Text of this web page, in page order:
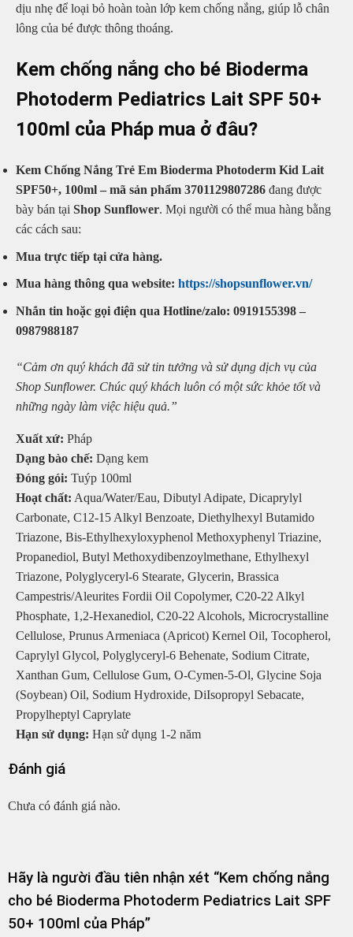
dịu nhẹ để loại bỏ hoàn toàn lớp kem chống nắng, giúp lỗ chân
lông của bé được thông thoáng.
Kem chống nắng cho bé Bioderma
Photoderm Pediatrics Lait SPF 50+
100ml của Pháp mua ở đâu?
Kem Chống Nắng Trẻ Em Bioderma Photoderm Kid Lait
SPF50+, 100ml – mã sản phẩm 3701129807286 đang được
bày bán tại Shop Sunflower. Mọi người có thể mua hàng bằng
các cách sau:
Mua trực tiếp tại cửa hàng.
Mua hàng thông qua website: https://shopsunflower.vn/
Nhắn tin hoặc gọi điện qua Hotline/zalo: 0919155398 –
0987988187
“Cảm ơn quý khách đã sử tin tưởng và sử dụng dịch vụ của
Shop Sunflower. Chúc quý khách luôn có một sức khỏe tốt và
những ngày làm việc hiệu quả.”
Xuất xứ: Pháp
Dạng bào chế: Dạng kem
Đóng gói: Tuýp 100ml
Hoạt chất: Aqua/Water/Eau, Dibutyl Adipate, Dicaprylyl
Carbonate, C12-15 Alkyl Benzoate, Diethylhexyl Butamido
Triazone, Bis-Ethylhexyloxyphenol Methoxyphenyl Triazine,
Propanediol, Butyl Methoxydibenzoylmethane, Ethylhexyl
Triazone, Polyglyceryl-6 Stearate, Glycerin, Brassica
Campestris/Aleurites Fordii Oil Copolymer, C20-22 Alkyl
Phosphate, 1,2-Hexanediol, C20-22 Alcohols, Microcrystalline
Cellulose, Prunus Armeniaca (Apricot) Kernel Oil, Tocopherol,
Caprylyl Glycol, Polyglyceryl-6 Behenate, Sodium Citrate,
Xanthan Gum, Cellulose Gum, O-Cymen-5-Ol, Glycine Soja
(Soybean) Oil, Sodium Hydroxide, DiIsopropyl Sebacate,
Propylheptyl Caprylate
Hạn sử dụng: Hạn sử dụng 1-2 năm
Đánh giá
Chưa có đánh giá nào.
Hãy là người đầu tiên nhận xét “Kem chống nắng
cho bé Bioderma Photoderm Pediatrics Lait SPF
50+ 100ml của Pháp”